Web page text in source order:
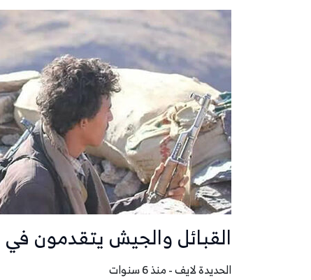
القبائل والجيش يتقدمون
الحديدة لايف - منذ 6 سنوات